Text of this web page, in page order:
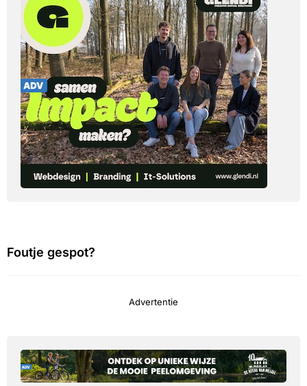
Foutje gespot?
Advertentie